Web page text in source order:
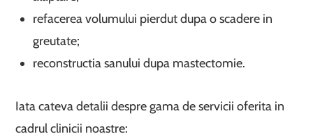
refacerea volumului pierdut dupa o scadere in
greutate;
reconstructia sanului dupa mastectomie.
Iata cateva detalii despre gama de servicii oferita in
cadrul clinicii noastre: